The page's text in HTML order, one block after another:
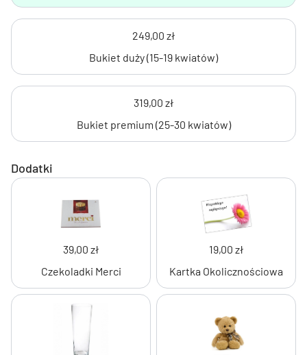
249,00 zł
Bukiet duży (15-19 kwiatów)
319,00 zł
Bukiet premium (25-30 kwiatów)
Dodatki
39,00 zł
Czekoladki Merci
19,00 zł
Kartka Okolicznościowa